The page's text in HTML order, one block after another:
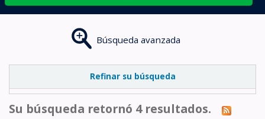
Búsqueda avanzada
Refinar su búsqueda
Su búsqueda retornó 4 resultados.